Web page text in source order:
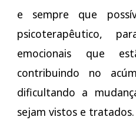
e sempre que
psicoterapêutico,
emocionais que
contribuindo no
dificultando a
sejam vistos e tratados.